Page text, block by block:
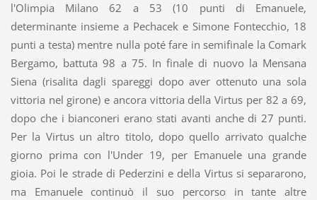
l'Olimpia Milano 62 a 53 (10 punti di Emanuele,
determinante insieme a Pechacek e Simone Fontecchio, 18
punti a testa) mentre nulla poté fare in semifinale la Comark
Bergamo, battuta 98 a 75. In finale di nuovo la Mensana
Siena (risalita dagli spareggi dopo aver ottenuto una sola
vittoria nel girone) e ancora vittoria della Virtus per 82 a 69,
dopo che i bianconeri erano stati avanti anche di 27 punti.
Per la Virtus un altro titolo, dopo quello arrivato qualche
giorno prima con l'Under 19, per Emanuele una grande
gioia. Poi le strade di Pederzini e della Virtus si separarono,
ma Emanuele continuò il suo percorso in tante altre